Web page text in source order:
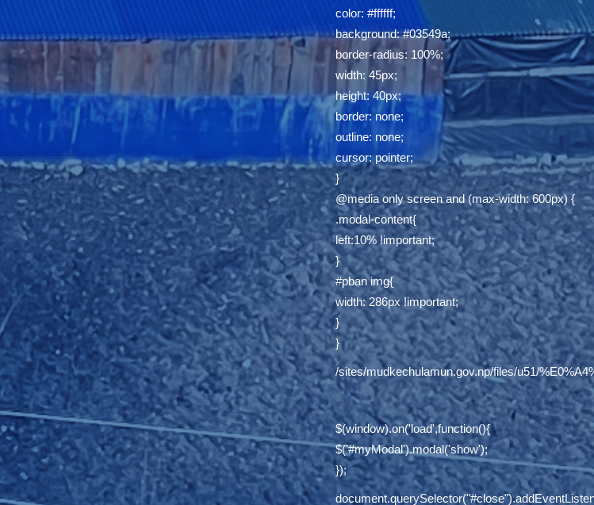
color: #ffffff;
background: #03549a;
border-radius: 100%;
width: 45px;
height: 40px;
border: none;
outline: none;
cursor: pointer;
}
@media only screen and (max-width: 600px) {
.modal-content{
left:10% !important;
}
#pban img{
width: 286px !important;
}
}
/sites/mudkechulamun.gov.np/files/u51/
$(window).on('load',function(){
$('#myModal').modal('show');
});